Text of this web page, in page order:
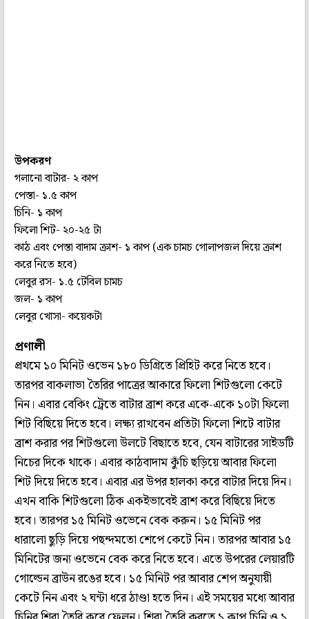
উপকরণ
গলানো বাটার- ২ কাপ
পেস্তা- ১.৫ কাপ
চিনি- ১ কাপ
ফিলো শিট- ২০-২৫ টা
কাঠ এবং পেস্তা বাদাম ক্রাশ- ১ কাপ (এক চামচ গোলাপজল দিয়ে ক্রাশ
করে নিতে হবে)
লেবুর রস- ১.৫ টেবিল চামচ
জল- ১ কাপ
লেবুর খোসা- কয়েকটা
প্রণালী
প্রথমে ১০ মিনিট ওভেন ১৮০ ডিগ্রিতে প্রিহিট করে নিতে হবে।
তারপর বাকলাভা তৈরির পাত্রের আকারে ফিলো শিটগুলো কেটে
নিন। এবার বেকিং ট্রেতে বাটার ব্রাশ করে একে-একে ১০টা ফিলো
শিট বিছিয়ে দিতে হবে। লক্ষ্য রাখবেন প্রতিটা ফিলো শিটে বাটার
ব্রাশ করার পর শিটগুলো উলটে বিছাতে হবে, যেন বাটারের সাইডটি
নিচের দিকে থাকে। এবার কাঠবাদাম কুঁচি ছড়িয়ে আবার ফিলো
শিট দিয়ে দিতে হবে। এবার এর উপর হালকা করে বাটার দিয়ে দিন।
এখন বাকি শিটগুলো ঠিক একইভাবেই ব্রাশ করে বিছিয়ে দিতে
হবে। তারপর ১৫ মিনিট ওভেনে বেক করুন। ১৫ মিনিট পর
ধারালো ছুড়ি দিয়ে পছন্দমতো শেপে কেটে নিন। তারপর আবার ১৫
মিনিটের জন্য ওভেনে বেক করে নিতে হবে। এতে উপরের লেয়ারটি
গোল্ডেন ব্রাউন রঙের হবে। ১৫ মিনিট পর আবার শেপ অনুযায়ী
কেটে নিন এবং ২ ঘন্টা ধরে ঠাণ্ডা হতে দিন। এই সময়ের মধ্যে আবার